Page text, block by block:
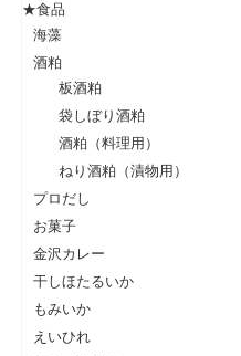
★食品
海藻
酒粕
板酒粕
袋しぼり酒粕
酒粕（料理用）
ねり酒粕（漬物用）
プロだし
お菓子
金沢カレー
干しほたるいか
もみいか
えいひれ